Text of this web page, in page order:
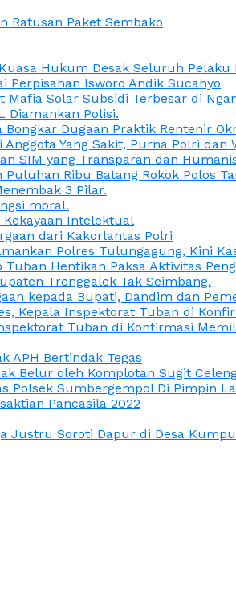
Ratusan Paket Sembako
Hukum Desak Seluruh Pelaku
Perpisahan Isworo Andik Sucahyo
Mafia Solar Subsidi Terbesar di
Diamankan Polisi.
Dugaan Praktik Rentenir
Yang Sakit, Purna Polri dan
SIM yang Transparan dan
Ribu Batang Rokok Polos
3 Pilar.
moral.
Intelektual
dari Kakorlantas Polri
Polres Tulungagung, Kini
Hentikan Paksa Aktivitas
Trenggalek Tak Seimbang.
kepada Bupati, Dandim dan
Kepala Inspektorat Tuban di
Tuban di Konfirmasi
APH Bertindak Tegas
Belur oleh Komplotan Sugit
Sumbergempol Di Pimpin
Pancasila 2022
Justru Soroti Dapur di Desa